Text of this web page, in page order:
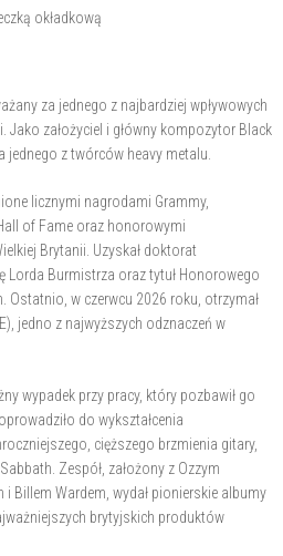
okładkową
za jednego z najbardziej wpływowych
Jako założyciel i główny kompozytor Black
z twórców heavy metalu.
licznymi nagrodami Grammy,
of Fame oraz honorowymi
Brytanii. Uzyskał doktorat
Lorda Burmistrza oraz tytuł Honorowego
w czerwcu 2026 roku, otrzymał
jedno z najwyższych odznaczeń w
wypadek przy pracy, który pozbawił go
do wykształcenia
cięższego brzmienia gitary,
Zespół, założony z Ozzym
i Billem Wardem, wydał pionierskie albumy
brytyjskich produktów